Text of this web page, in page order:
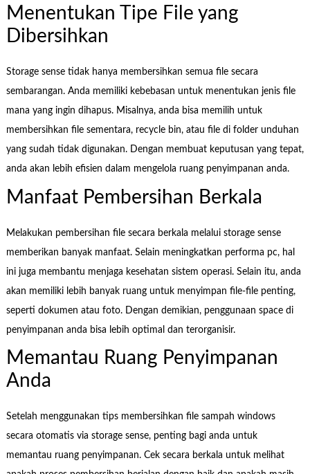
Menentukan Tipe File yang
Dibersihkan
Storage sense tidak hanya membersihkan semua file secara
sembarangan. Anda memiliki kebebasan untuk menentukan jenis file
mana yang ingin dihapus. Misalnya, anda bisa memilih untuk
membersihkan file sementara, recycle bin, atau file di folder unduhan
yang sudah tidak digunakan. Dengan membuat keputusan yang tepat,
anda akan lebih efisien dalam mengelola ruang penyimpanan anda.
Manfaat Pembersihan Berkala
Melakukan pembersihan file secara berkala melalui storage sense
memberikan banyak manfaat. Selain meningkatkan performa pc, hal
ini juga membantu menjaga kesehatan sistem operasi. Selain itu, anda
akan memiliki lebih banyak ruang untuk menyimpan file-file penting,
seperti dokumen atau foto. Dengan demikian, penggunaan space di
penyimpanan anda bisa lebih optimal dan terorganisir.
Memantau Ruang Penyimpanan
Anda
Setelah menggunakan tips membersihkan file sampah windows
secara otomatis via storage sense, penting bagi anda untuk
memantau ruang penyimpanan. Cek secara berkala untuk melihat